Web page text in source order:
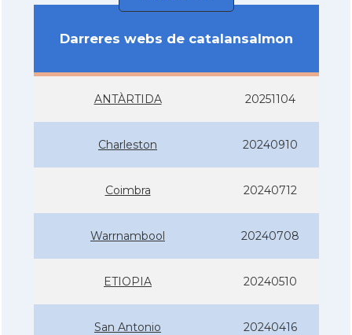
Darreres webs de catalansalmon
ANTÀRTIDA 20251104
Charleston 20240910
Coimbra 20240712
Warrnambool 20240708
ETIOPIA 20240510
San Antonio 20240416